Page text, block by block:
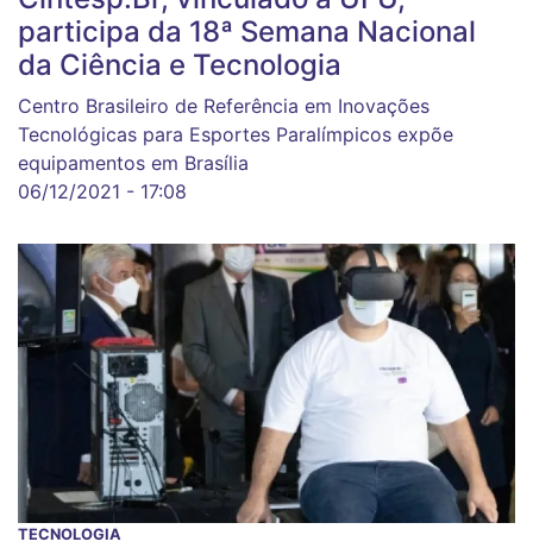
participa da 18ª Semana Nacional
da Ciência e Tecnologia
Centro Brasileiro de Referência em Inovações
Tecnológicas para Esportes Paralímpicos expõe
equipamentos em Brasília
06/12/2021 - 17:08
TECNOLOGIA